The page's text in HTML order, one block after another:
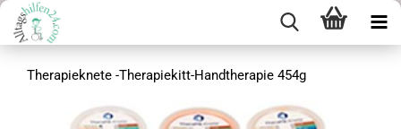
Therapieknete -Therapiekitt-Handtherapie 454g